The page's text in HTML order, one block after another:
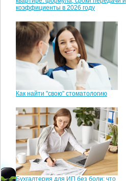
коэффициенты в 2026 году
Как найти "свою" стоматологию
Бухгалтерия для ИП без боли: что